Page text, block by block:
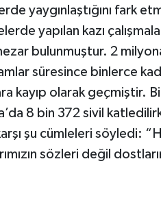
yaygınlaştığını fark
yapılan kazı
bulunmuştur. 2
süresince binlerce
kayıp olarak geçmiştir.
8 bin 372 sivil
şu cümleleri söyledi:
sözleri değil